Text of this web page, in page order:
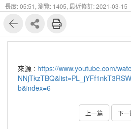
長度: 05:51, 瀏覽: 1405, 最近修訂: 2021-03-15
來源 : https://www.youtube.com/
b&index=6
上一篇 下一